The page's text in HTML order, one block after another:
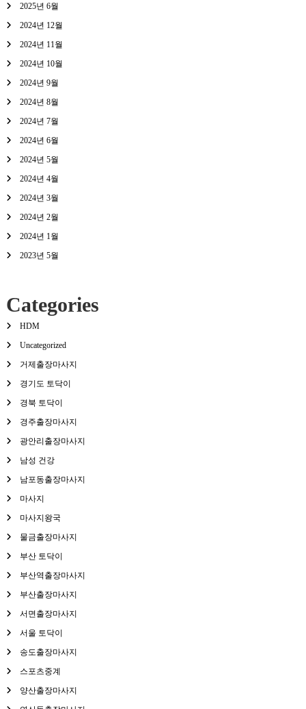
2025년 6월
2024년 12월
2024년 11월
2024년 10월
2024년 9월
2024년 8월
2024년 7월
2024년 6월
2024년 5월
2024년 4월
2024년 3월
2024년 2월
2024년 1월
2023년 5월
Categories
HDM
Uncategorized
거제출장마사지
경기도 토닥이
경북 토닥이
경주출장마사지
광안리출장마사지
남성 건강
남포동출장마사지
마사지
마사지왕국
물금출장마사지
부산 토닥이
부산역출장마사지
부산출장마사지
서면출장마사지
서울 토닥이
송도출장마사지
스포츠중계
양산출장마사지